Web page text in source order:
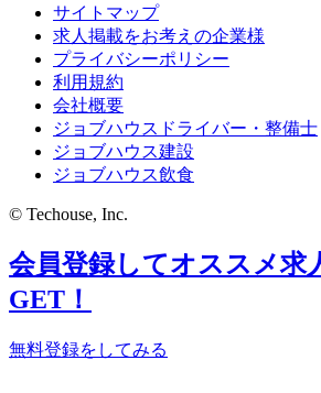
サイトマップ
求人掲載をお考えの企業様
プライバシーポリシー
利用規約
会社概要
ジョブハウスドライバー・整備士
ジョブハウス建設
ジョブハウス飲食
© Techouse, Inc.
会員登録してオススメ求
GET！
無料登録をしてみる